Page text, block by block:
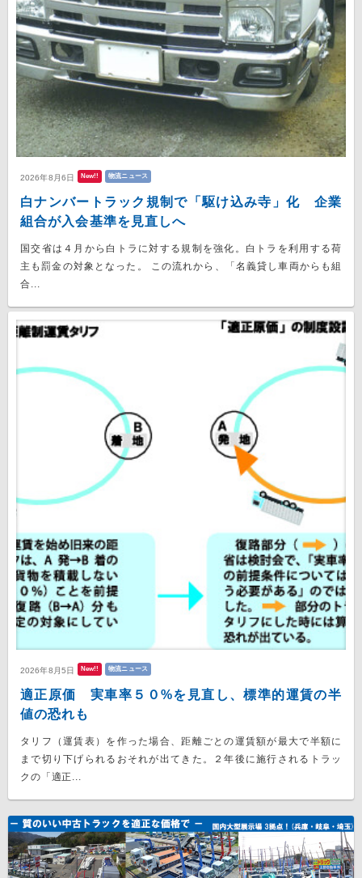
2026年8月6日 New!! 物流ニュース
白ナンバートラック規制で「駆け込み寺」化 企業
組合が入会基準を見直しへ
国交省は４月から白トラに対する規制を強化。白トラを利用する荷
主も罰金の対象となった。 この流れから、「名義貸し車両からも組
合...
2026年8月5日 New!! 物流ニュース
適正原価 実車率５０%を見直し、標準的運賃の半
値の恐れも
タリフ（運賃表）を作った場合、距離ごとの運賃額が最大で半額に
まで切り下げられるおそれが出てきた。２年後に施行されるトラッ
クの「適正...